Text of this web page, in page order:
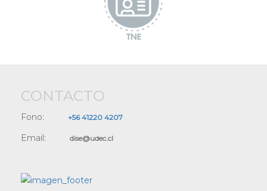
CONTACTO
Fono: +56 41220 4207
Email: dise@udec.cl